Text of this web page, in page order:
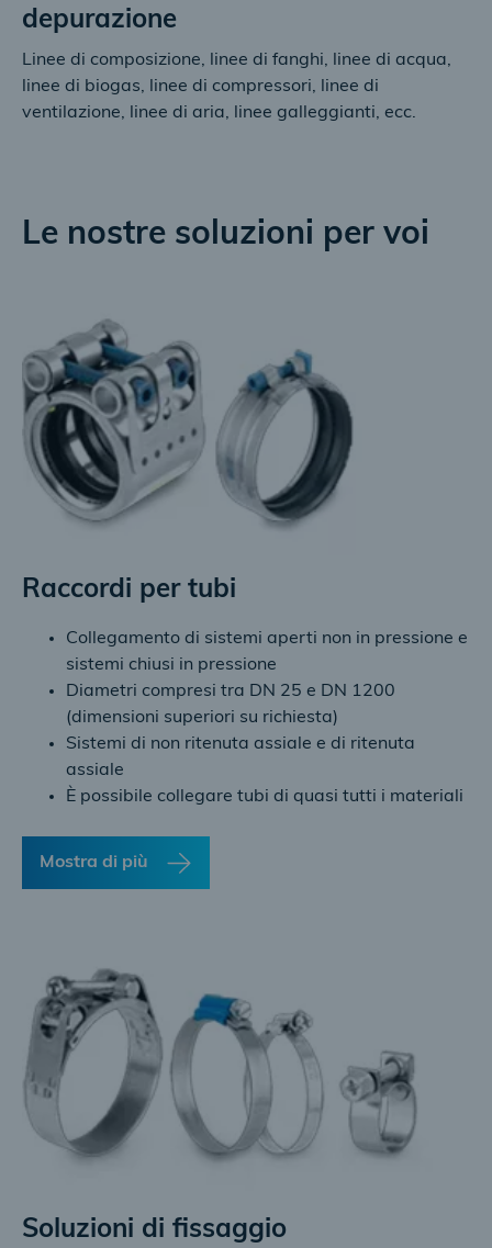
depurazione
Linee di composizione, linee di fanghi, linee di acqua,
linee di biogas, linee di compressori, linee di
ventilazione, linee di aria, linee galleggianti, ecc.
Le nostre soluzioni per voi
Raccordi per tubi
Collegamento di sistemi aperti non in pressione e
sistemi chiusi in pressione
Diametri compresi tra DN 25 e DN 1200
(dimensioni superiori su richiesta)
Sistemi di non ritenuta assiale e di ritenuta
assiale
È possibile collegare tubi di quasi tutti i materiali
Mostra di più
Soluzioni di fissaggio